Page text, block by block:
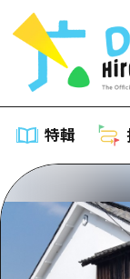
特輯
特
推